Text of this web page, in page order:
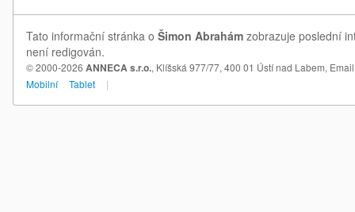
Tato informační stránka o Šimon Abrahám zobrazuje poslední
není redigován.
© 2000-2026 ANNECA s.r.o., Klíšská 977/77, 400 01 Ústí nad Labem,
Mobilní
Tablet |